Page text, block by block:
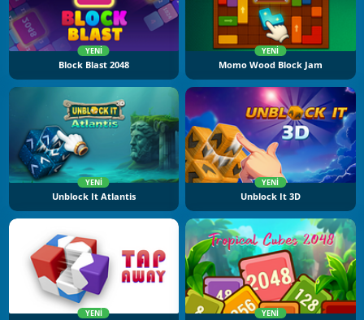
YENI
Block Blast 2048
YENI
Momo Wood Block Jam
YENI
Unblock It Atlantis
YENI
Unblock It 3D
YENI YENI